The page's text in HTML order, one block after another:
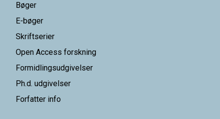
Bøger
E-bøger
Skriftserier
Open Access forskning
Formidlingsudgivelser
Ph.d. udgivelser
Forfatter info